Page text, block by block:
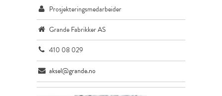
Prosjekteringsmedarbeider
Grande Fabrikker AS
410 08 029
aksel@grande.no